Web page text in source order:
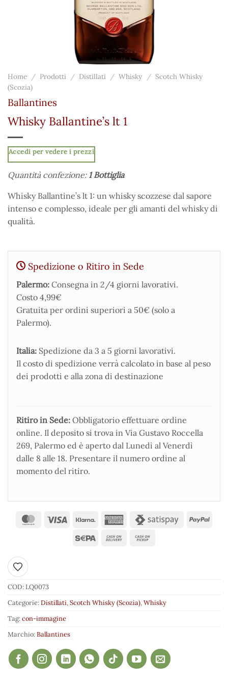
Home / Prodotti / Distillati / Whisky / Scotch Whisky
(Scozia)
Ballantines
Whisky Ballantine’s lt 1
Accedi per vedere i prezzi
Quantità confezione: 1 Bottiglia
Whisky Ballantine’s lt 1: un whisky scozzese dal sapore
intenso e complesso, ideale per gli amanti del whisky di
qualità.
Spedizione o Ritiro in Sede
Palermo: Consegna in 2/4 giorni lavorativi.
Costo 4,99€
Gratuita per ordini superiori a 50€ (solo a
Palermo).
Italia: Spedizione da 3 a 5 giorni lavorativi.
Il costo di spedizione verrà calcolato in base al peso
dei prodotti e alla zona di destinazione
Ritiro in Sede: Obbligatorio effettuare ordine
online. Il deposito si trova in Via Gustavo Roccella
269, Palermo ed è aperto dal Lunedì al Venerdì
dalle 8 alle 18. Presentare il numero ordine al
momento del ritiro.
Aggiungi ai preferiti
COD:LQ0073
Categorie:Distillati,Scotch Whisky (Scozia),Whisky
Tag:con-immagine
Marchio:Ballantines